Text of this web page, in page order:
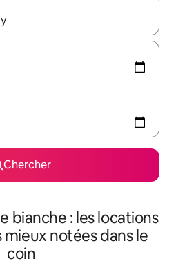
parcourez-les en utilisant
Chercher
bianche : les locations
mieux notées dans le
coin